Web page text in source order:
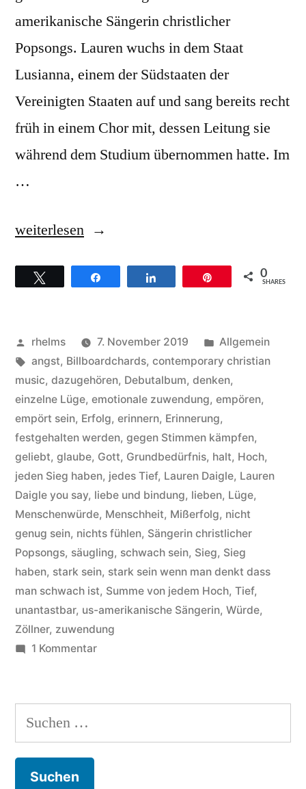
amerikanische Sängerin christlicher
Popsongs. Lauren wuchs in dem Staat
Lusianna, einem der Südstaaten der
Vereinigten Staaten auf und sang bereits recht
früh in einem Chor mit, dessen Leitung sie
während dem Studium übernommen hatte. Im
…
„Lauren
Hintergründe
Titel
„You
say““
weiterlesen
0
SHARES
Veröffentlicht
von
rhelms 7. November 2019
Veröffentlicht
unter
Allgemein
Schlagwörter:
angst, Billboardchards, contemporary christian
music, dazugehören, Debutalbum, denken,
einzelne Lüge, emotionale zuwendung, empören,
empört sein, Erfolg, erinnern, Erinnerung,
festgehalten werden, gegen Stimmen kämpfen,
geliebt, glaube, Gott, Grundbedürfnis, halt, Hoch,
jeden Sieg haben, jedes Tief, Lauren Daigle, Lauren
Daigle you say, liebe und bindung, lieben, Lüge,
Menschenwürde, Menschheit, Mißerfolg, nicht
genug sein, nichts fühlen, Sängerin christlicher
Popsongs, säugling, schwach sein, Sieg, Sieg
haben, stark sein, stark sein wenn man denkt dass
man schwach ist, Summe von jedem Hoch, Tief,
unantastbar, us-amerikanische Sängerin, Würde,
Zöllner, zuwendung
1 Kommentarzu
Hintergründe
Titel
Suchen
nach: